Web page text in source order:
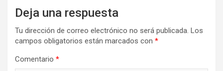
Deja una respuesta
Tu dirección de correo electrónico no será publicada. Los
campos obligatorios están marcados con *
Comentario *